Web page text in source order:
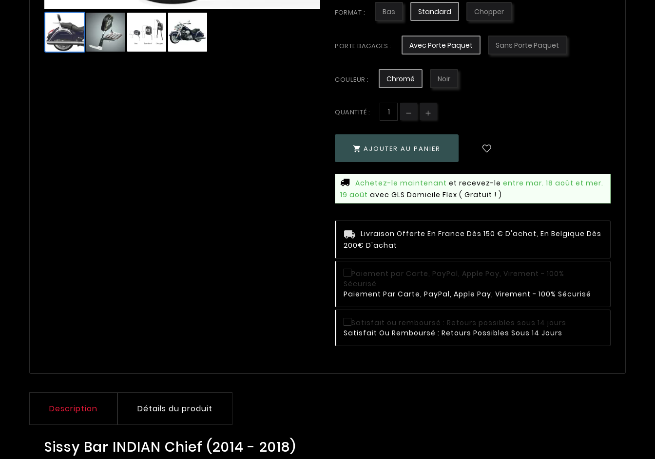
FORMAT : Bas Standard Chopper
PORTE BAGAGES : Avec Porte Paquet Sans Porte Paquet
COULEUR : Chromé Noir
QUANTITÉ :
 AJOUTER AU PANIER
Achetez-le maintenant et recevez-le entre mar. 18 août et mer.
19 août avec GLS Domicile Flex ( Gratuit ! )
Livraison Offerte En France Dès 150 € D'achat, En Belgique Dès
200€ D'achat
Paiement Par Carte, PayPal, Apple Pay, Virement - 100% Sécurisé
Satisfait Ou Remboursé : Retours Possibles Sous 14 Jours
Description Détails du produit
Sissy Bar INDIAN Chief (2014 - 2018)